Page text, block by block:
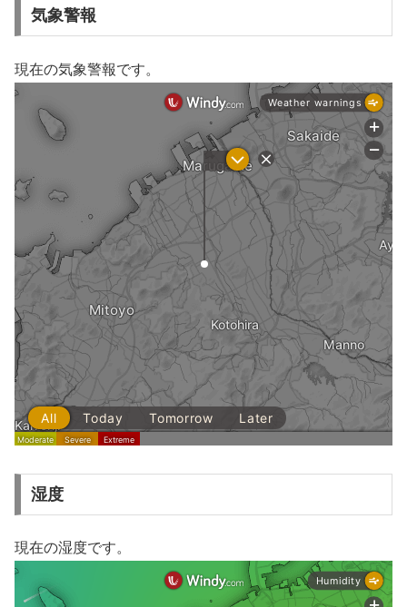
気象警報
現在の気象警報です。
湿度
現在の湿度です。